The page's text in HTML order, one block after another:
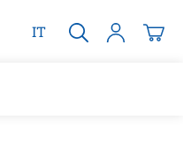
IT